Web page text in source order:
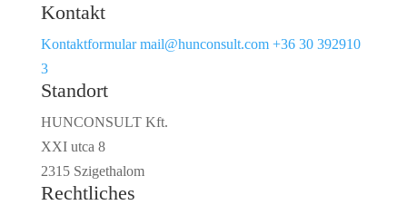
Kontakt
Kontaktformular mail@hunconsult.com +36 30 392910
3
Standort
HUNCONSULT Kft.
XXI utca 8
2315 Szigethalom
Rechtliches